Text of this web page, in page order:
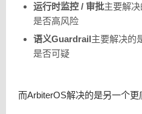
运行时监控 / 审批主要解
是否高风险
语义Guardrail主要解决的
是否可疑
而ArbiterOS解决的是另一个更